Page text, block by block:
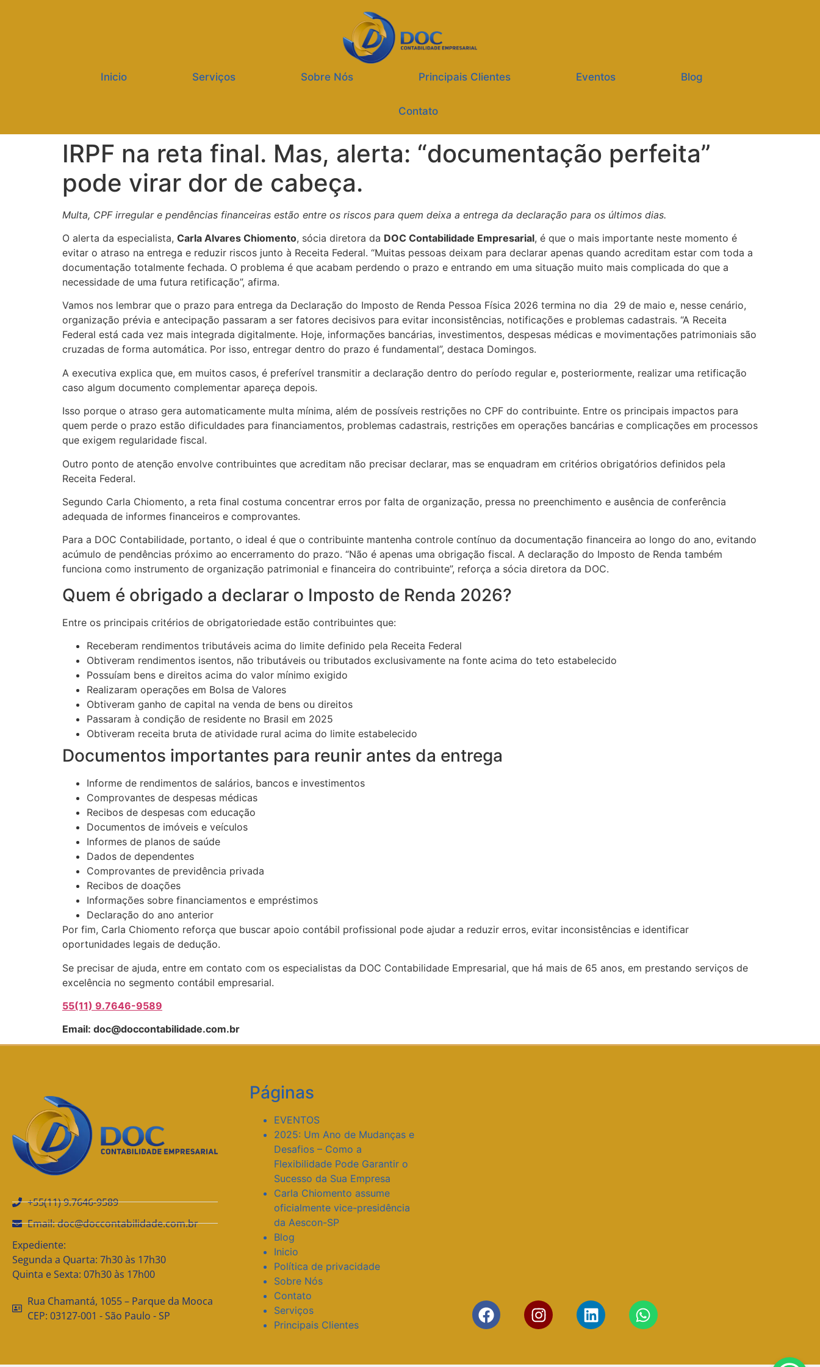
Inicio Serviços Sobre Nós Principais Clientes Eventos Blog
Contato
IRPF na reta final. Mas, alerta: “documentação perfeita”
pode virar dor de cabeça.
Multa, CPF irregular e pendências financeiras estão entre os riscos para quem deixa a entrega da declaração para os últimos dias.
O alerta da especialista, Carla Alvares Chiomento, sócia diretora da DOC Contabilidade Empresarial, é que o mais importante neste momento é
evitar o atraso na entrega e reduzir riscos junto à Receita Federal. “Muitas pessoas deixam para declarar apenas quando acreditam estar com toda a
documentação totalmente fechada. O problema é que acabam perdendo o prazo e entrando em uma situação muito mais complicada do que a
necessidade de uma futura retificação”, afirma.
Vamos nos lembrar que o prazo para entrega da Declaração do Imposto de Renda Pessoa Física 2026 termina no dia 29 de maio e, nesse cenário,
organização prévia e antecipação passaram a ser fatores decisivos para evitar inconsistências, notificações e problemas cadastrais. “A Receita
Federal está cada vez mais integrada digitalmente. Hoje, informações bancárias, investimentos, despesas médicas e movimentações patrimoniais são
cruzadas de forma automática. Por isso, entregar dentro do prazo é fundamental”, destaca Domingos.
A executiva explica que, em muitos casos, é preferível transmitir a declaração dentro do período regular e, posteriormente, realizar uma retificação
caso algum documento complementar apareça depois.
Isso porque o atraso gera automaticamente multa mínima, além de possíveis restrições no CPF do contribuinte. Entre os principais impactos para
quem perde o prazo estão dificuldades para financiamentos, problemas cadastrais, restrições em operações bancárias e complicações em processos
que exigem regularidade fiscal.
Outro ponto de atenção envolve contribuintes que acreditam não precisar declarar, mas se enquadram em critérios obrigatórios definidos pela
Receita Federal.
Segundo Carla Chiomento, a reta final costuma concentrar erros por falta de organização, pressa no preenchimento e ausência de conferência
adequada de informes financeiros e comprovantes.
Para a DOC Contabilidade, portanto, o ideal é que o contribuinte mantenha controle contínuo da documentação financeira ao longo do ano, evitando
acúmulo de pendências próximo ao encerramento do prazo. “Não é apenas uma obrigação fiscal. A declaração do Imposto de Renda também
funciona como instrumento de organização patrimonial e financeira do contribuinte”, reforça a sócia diretora da DOC.
Quem é obrigado a declarar o Imposto de Renda 2026?
Entre os principais critérios de obrigatoriedade estão contribuintes que:
Receberam rendimentos tributáveis acima do limite definido pela Receita Federal
Obtiveram rendimentos isentos, não tributáveis ou tributados exclusivamente na fonte acima do teto estabelecido
Possuíam bens e direitos acima do valor mínimo exigido
Realizaram operações em Bolsa de Valores
Obtiveram ganho de capital na venda de bens ou direitos
Passaram à condição de residente no Brasil em 2025
Obtiveram receita bruta de atividade rural acima do limite estabelecido
Documentos importantes para reunir antes da entrega
Informe de rendimentos de salários, bancos e investimentos
Comprovantes de despesas médicas
Recibos de despesas com educação
Documentos de imóveis e veículos
Informes de planos de saúde
Dados de dependentes
Comprovantes de previdência privada
Recibos de doações
Informações sobre financiamentos e empréstimos
Declaração do ano anterior
Por fim, Carla Chiomento reforça que buscar apoio contábil profissional pode ajudar a reduzir erros, evitar inconsistências e identificar
oportunidades legais de dedução.
Se precisar de ajuda, entre em contato com os especialistas da DOC Contabilidade Empresarial, que há mais de 65 anos, em prestando serviços de
excelência no segmento contábil empresarial.
55(11) 9.7646-9589
Email: doc@doccontabilidade.com.br
+55(11) 9.7646-9589
Email: doc@doccontabilidade.com.br
Expediente:
Segunda a Quarta: 7h30 às 17h30
Quinta e Sexta: 07h30 às 17h00
Rua Chamantá, 1055 – Parque da Mooca
CEP: 03127-001 - São Paulo - SP
Páginas
EVENTOS
2025: Um Ano de Mudanças e
Desafios – Como a
Flexibilidade Pode Garantir o
Sucesso da Sua Empresa
Carla Chiomento assume
oficialmente vice-presidência
da Aescon-SP
Blog
Inicio
Política de privacidade
Sobre Nós
Contato
Serviços
Principais Clientes